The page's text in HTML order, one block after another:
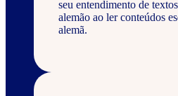
seu entendimento de
alemão ao ler conteúdos
alemã.